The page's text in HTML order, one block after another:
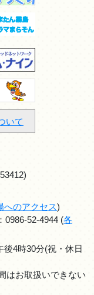
いて
へのアクセス)
0986-52-4944 (各
4時30分(祝・休日
はお取扱いできない